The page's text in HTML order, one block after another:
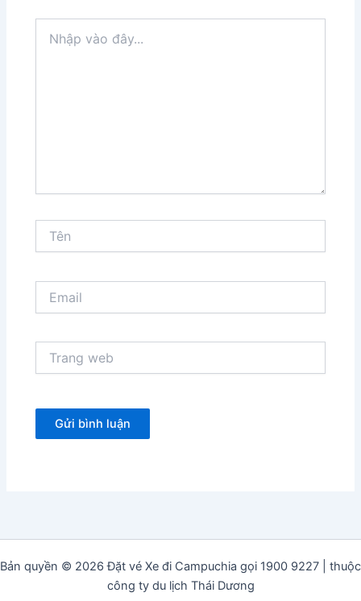
vào
web
Bản quyền © 2026 Đặt vé Xe đi Campuchia gọi 1900 9227 | thuộc
công ty du lịch Thái Dương